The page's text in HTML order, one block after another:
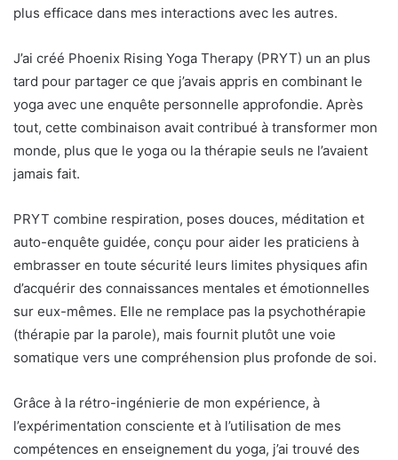
plus efficace dans mes interactions avec les autres.
J’ai créé Phoenix Rising Yoga Therapy (PRYT) un an plus
tard pour partager ce que j’avais appris en combinant le
yoga avec une enquête personnelle approfondie. Après
tout, cette combinaison avait contribué à transformer mon
monde, plus que le yoga ou la thérapie seuls ne l’avaient
jamais fait.
PRYT combine respiration, poses douces, méditation et
auto-enquête guidée, conçu pour aider les praticiens à
embrasser en toute sécurité leurs limites physiques afin
d’acquérir des connaissances mentales et émotionnelles
sur eux-mêmes. Elle ne remplace pas la psychothérapie
(thérapie par la parole), mais fournit plutôt une voie
somatique vers une compréhension plus profonde de soi.
Grâce à la rétro-ingénierie de mon expérience, à
l’expérimentation consciente et à l’utilisation de mes
compétences en enseignement du yoga, j’ai trouvé des